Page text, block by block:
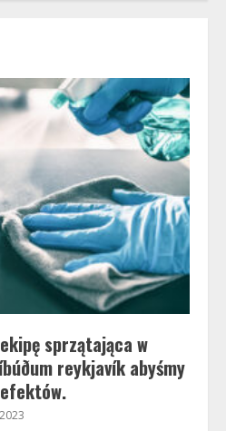
sprzątająca w
reykjavík abyśmy